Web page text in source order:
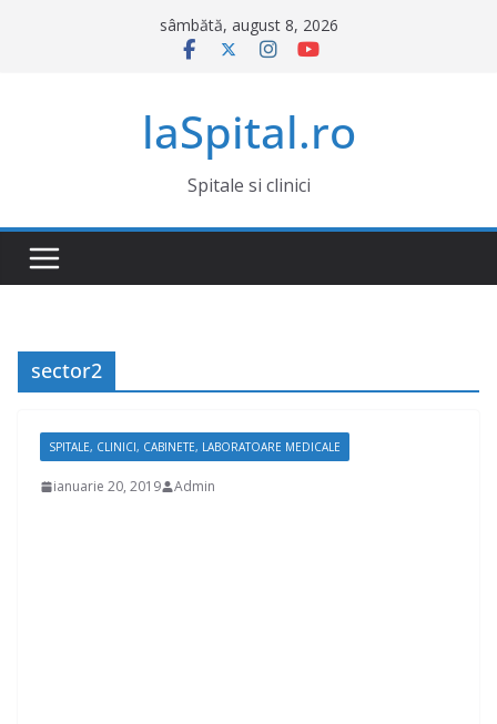
sâmbătă, august 8, 2026
laSpital.ro
Spitale si clinici
sector2
SPITALE, CLINICI, CABINETE, LABORATOARE MEDICALE
ianuarie 20, 2019 Admin